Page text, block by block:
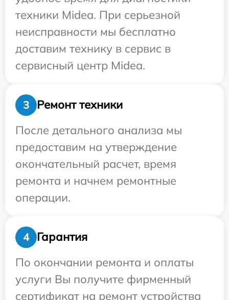
техники Midea. При серьезной
неисправности мы бесплатно
доставим технику в сервис в
сервисный центр Midea.
3
Ремонт техники
После детального анализа мы
предоставим на утверждение
окончательный расчет, время
ремонта и начнем ремонтные
операции.
4
Гарантия
По окончании ремонта и оплаты
услуги Вы получите фирменный
сертификат на ремонт устройства